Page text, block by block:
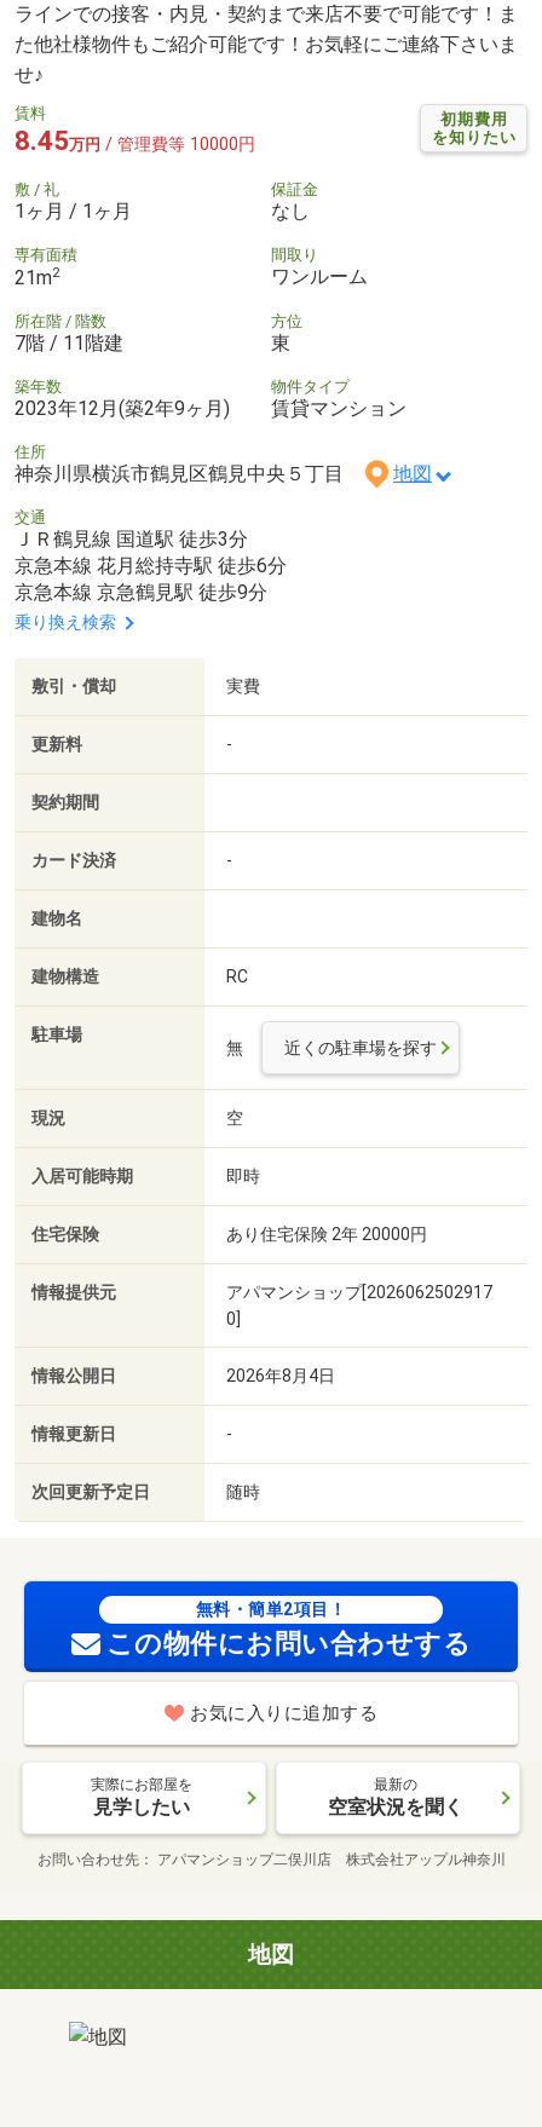
ラインでの接客・内見・契約まで来店不要で可能です！ま
た他社様物件もご紹介可能です！お気軽にご連絡下さいま
せ♪
初期費用
を知りたい
賃料
8.45万円 / 管理費等 10000円
敷 / 礼
1ヶ月 / 1ヶ月
保証金
なし
専有面積
21m2
間取り
ワンルーム
所在階 / 階数
7階 / 11階建
方位
東
築年数
2023年12月(築2年9ヶ月)
物件タイプ
賃貸マンション
住所
神奈川県横浜市鶴見区鶴見中央５丁目 地図
交通
ＪＲ鶴見線 国道駅 徒歩3分
京急本線 花月総持寺駅 徒歩6分
京急本線 京急鶴見駅 徒歩9分
乗り換え検索
敷引・償却 実費
更新料 -
契約期間
カード決済 -
建物名
建物構造 RC
駐車場
無 近くの駐車場を探す
現況 空
入居可能時期 即時
住宅保険 あり住宅保険 2年 20000円
情報提供元
アパマンショップ[2026062502917
0]
情報公開日 2026年8月4日
情報更新日 -
次回更新予定日 随時
無料・簡単2項目！
この物件にお問い合わせする
お気に入りに追加する
実際にお部屋を
見学したい
最新の
空室状況を聞く
お問い合わせ先 アパマンショップ二俣川店 株式会社アップル神奈川
地図